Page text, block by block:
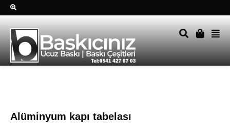
Alüminyum kapı tabelası